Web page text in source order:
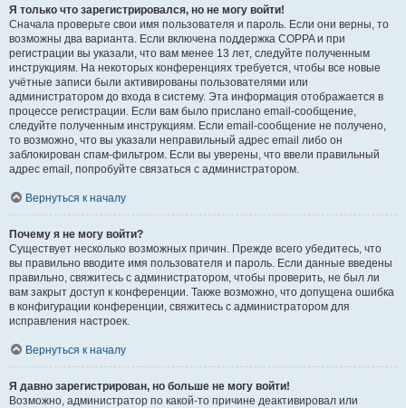
Я только что зарегистрировался, но не могу войти!
Сначала проверьте свои имя пользователя и пароль. Если они верны, то
возможны два варианта. Если включена поддержка COPPA и при
регистрации вы указали, что вам менее 13 лет, следуйте полученным
инструкциям. На некоторых конференциях требуется, чтобы все новые
учётные записи были активированы пользователями или
администратором до входа в систему. Эта информация отображается в
процессе регистрации. Если вам было прислано email-сообщение,
следуйте полученным инструкциям. Если email-сообщение не получено,
то возможно, что вы указали неправильный адрес email либо он
заблокирован спам-фильтром. Если вы уверены, что ввели правильный
адрес email, попробуйте связаться с администратором.
Вернуться к началу
Почему я не могу войти?
Существует несколько возможных причин. Прежде всего убедитесь, что
вы правильно вводите имя пользователя и пароль. Если данные введены
правильно, свяжитесь с администратором, чтобы проверить, не был ли
вам закрыт доступ к конференции. Также возможно, что допущена ошибка
в конфигурации конференции, свяжитесь с администратором для
исправления настроек.
Вернуться к началу
Я давно зарегистрирован, но больше не могу войти!
Возможно, администратор по какой-то причине деактивировал или